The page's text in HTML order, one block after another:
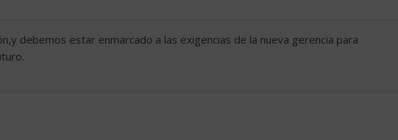
debemos estar enmarcado a las exigencias de la nueva gerencia para